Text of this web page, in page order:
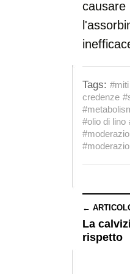
causare
Tags:
credenze
#olio di lino
←
La
rispetto